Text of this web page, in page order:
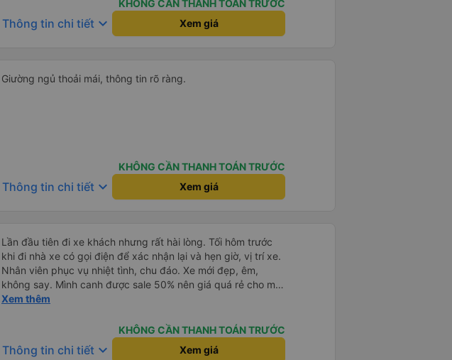
KHÔNG CẦN THANH TOÁN TRƯỚC
Thông tin chi tiết keyboard_arrow_down Xem giá
Giường ngủ thoải mái, thông tin rõ ràng.
KHÔNG CẦN THANH TOÁN TRƯỚC
Thông tin chi tiết keyboard_arrow_down Xem giá
Lần đầu tiên đi xe khách nhưng rất hài lòng. Tối hôm trước
khi đi nhà xe có gọi điện để xác nhận lại và hẹn giờ, vị trí xe.
Nhân viên phục vụ nhiệt tình, chu đáo. Xe mới đẹp, êm,
không say. Mình canh được sale 50% nên giá quá rẻ cho một
chuyến đi chất lượng. Rất hài lòng!
Xem thêm
KHÔNG CẦN THANH TOÁN TRƯỚC
Thông tin chi tiết keyboard_arrow_down Xem giá